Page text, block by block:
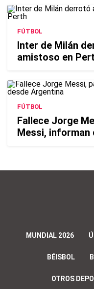
FÚTBOL
Inter de Milán
amistoso en
FÚTBOL
Fallece Jorge
Messi, informan
MUNDIAL 2026
BÉISBOL
OTROS